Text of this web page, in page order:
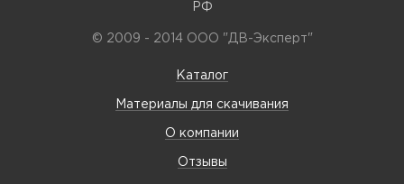
РФ
© 2009 - 2014 ООО "ДВ-Эксперт"
Каталог
Материалы для скачивания
О компании
Отзывы